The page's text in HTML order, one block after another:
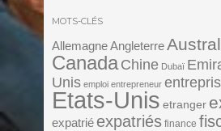
MOTS-CLÉS
Allemagne Angleterre
Canada Chine Dubaï
Unis emploi entrepreneur
Etats-Unis etranger
expatrié expatriés finance